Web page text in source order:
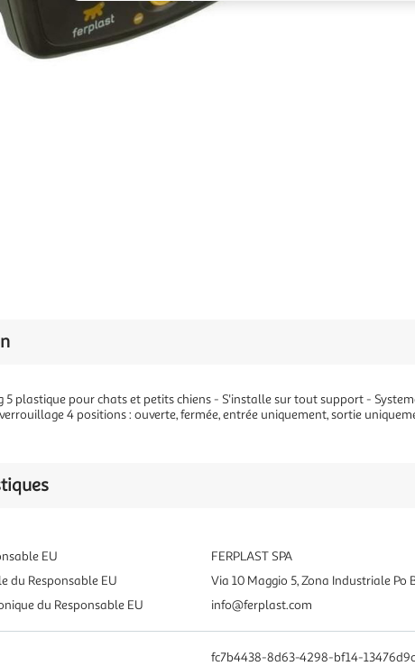
5 plastique pour chats et petits chiens - S'installe sur tout support -
4 positions : ouverte, fermée, entrée uniquement, sortie
EU
FERPLAST SPA
du Responsable EU
Via 10 Maggio 5, Zona Industriale
du Responsable EU
info@ferplast.com
fc7b4438-8d63-4298-bf14-